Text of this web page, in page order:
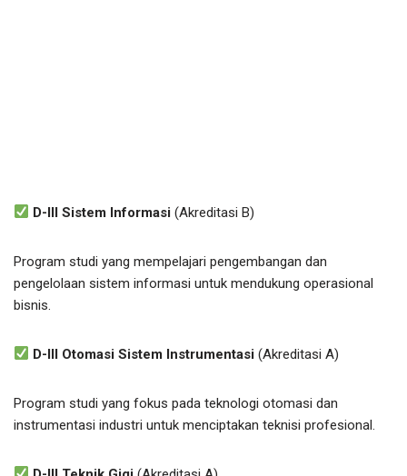
D-III Sistem Informasi (Akreditasi B)
Program studi yang mempelajari pengembangan dan
pengelolaan sistem informasi untuk mendukung operasional
bisnis.
D-III Otomasi Sistem Instrumentasi (Akreditasi A)
Program studi yang fokus pada teknologi otomasi dan
instrumentasi industri untuk menciptakan teknisi profesional.